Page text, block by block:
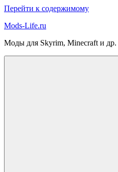
Перейти к содержимому
Mods-Life.ru
Моды для Skyrim, Minecraft и др.